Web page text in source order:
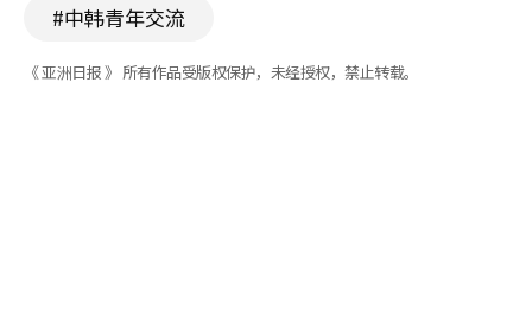
#中韩青年交流
《 亚洲日报 》 所有作品受版权保护，未经授权，禁止转载。